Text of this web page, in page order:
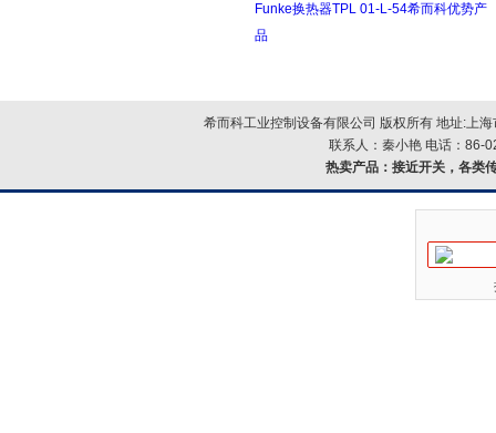
Funke换热器TPL 01-L-54希而科优势产
品
希而科工业控制设备有限公司 版权所有 地址:上
联系人：秦小艳 电话：86-
热卖产品： 接近开关，各类